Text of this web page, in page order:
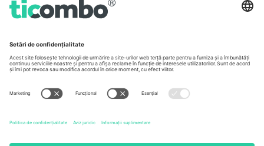
Regus Sofia City West, bul
Totleben 53-55, 1606 Sofia,
UAE Dubai Silicon Oasis, DDP
Mexico
Av Chapultepec 360, Roma
Norte, Cuauhtémoc, 06700
Ciudad de México, CDMX,
de locație, eveniment și/sau domeniu. Pentru detalii, consultați